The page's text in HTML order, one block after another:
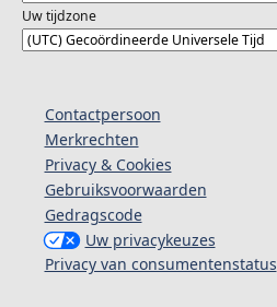
Uw tijdzone
Contactpersoon
Merkrechten
Privacy & Cookies
Gebruiksvoorwaarden
Gedragscode
Uw privacykeuzes
Privacy van consumentenstatus